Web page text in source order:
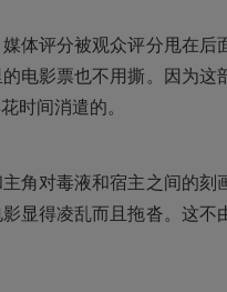
体评分被观众评分甩在后
电影票也不用撕。因为这
时间消遣的。
角对毒液和宿主之间的刻
显得凌乱而且拖沓。这不